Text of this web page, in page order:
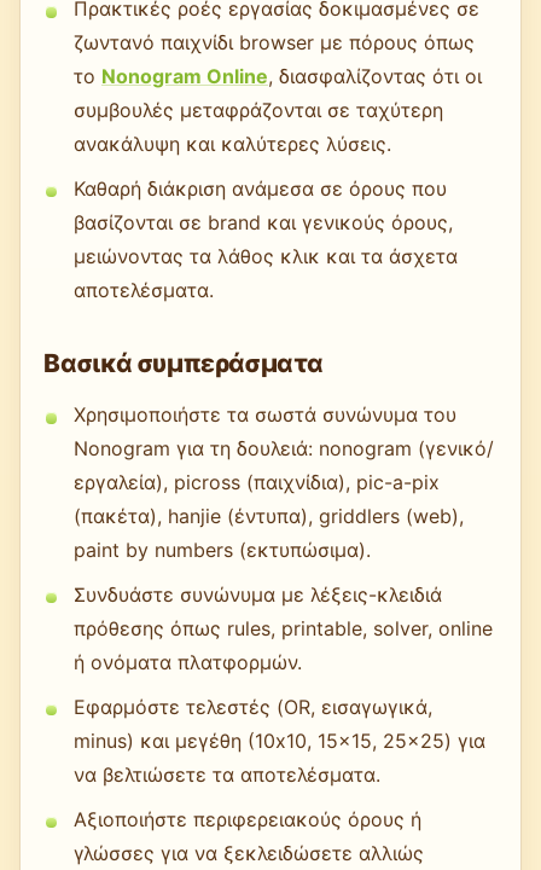
Πρακτικές ροές εργασίας δοκιμασμένες σε
ζωντανό παιχνίδι browser με πόρους όπως
το Nonogram Online, διασφαλίζοντας ότι οι
συμβουλές μεταφράζονται σε ταχύτερη
ανακάλυψη και καλύτερες λύσεις.
Καθαρή διάκριση ανάμεσα σε όρους που
βασίζονται σε brand και γενικούς όρους,
μειώνοντας τα λάθος κλικ και τα άσχετα
αποτελέσματα.
Βασικά συμπεράσματα
Χρησιμοποιήστε τα σωστά συνώνυμα του
Nonogram για τη δουλειά: nonogram (γενικό/
εργαλεία), picross (παιχνίδια), pic-a-pix
(πακέτα), hanjie (έντυπα), griddlers (web),
paint by numbers (εκτυπώσιμα).
Συνδυάστε συνώνυμα με λέξεις-κλειδιά
πρόθεσης όπως rules, printable, solver, online
ή ονόματα πλατφορμών.
Εφαρμόστε τελεστές (OR, εισαγωγικά,
minus) και μεγέθη (10x10, 15x15, 25x25) για
να βελτιώσετε τα αποτελέσματα.
Αξιοποιήστε περιφερειακούς όρους ή
γλώσσες για να ξεκλειδώσετε αλλιώς